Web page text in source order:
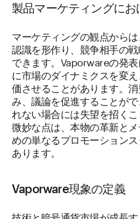
製品マーケティングに
マーケティングの観点から
認識を形作り、競争相手の
できます。Vaporwareの発
に市場のダイナミクスを変
価させることがあります。
み、議論を促進することが
れない場合には失望を招く
微妙な点は、本物の革新と
めの単なるプロモーション
あります。
Vaporware現象の定義